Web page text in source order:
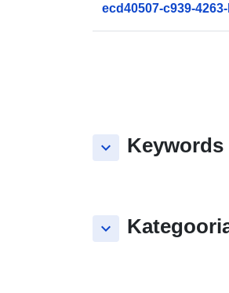
ecd40507-c939-
keyboard_arrow_down Keywords
keyboard_arrow_down